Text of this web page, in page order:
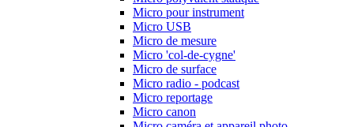
Micro pour instrument
Micro USB
Micro de mesure
Micro 'col-de-cygne'
Micro de surface
Micro radio - podcast
Micro reportage
Micro canon